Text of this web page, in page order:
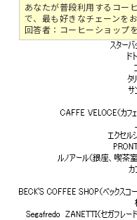
あなたが普段利用するコー
で、最も好きなチェーンを
回答者：コーヒーショッ